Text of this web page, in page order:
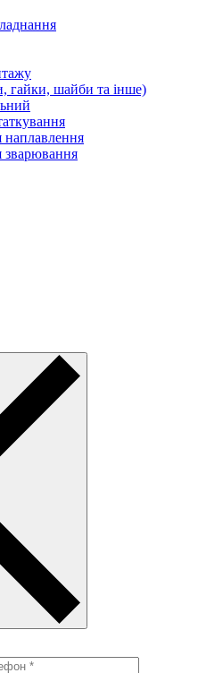
гайки, шайби та інше)
наплавлення
зварювання